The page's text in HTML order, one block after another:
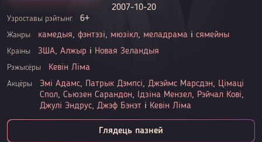
2007-10-20
Узроставы рэйтынг 6+
Жанры камедыя, фэнтэзі, мюзікл, меладрама і сямейны
Краіны ЗША, Алжыр і Новая Зеландыя
Рэжысёры Кевін Ліма
Акцёры Эмі Адамс, Патрык Дэмпсі, Джэймс Марсдэн, Цімаці
Спол, Сьюзен Сарандон, Ідзіна Мензел, Рэйчал Кові,
Джулі Эндрус, Джэф Бэнэт і Кевін Ліма
Глядець пазней